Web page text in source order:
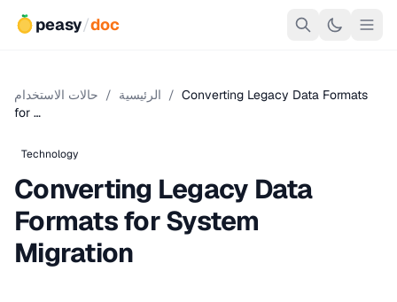
peasy/doc
الرئيسية / حالات الاستخدام / Converting Legacy Data Formats
for …
Technology
Converting Legacy Data
Formats for System
Migration